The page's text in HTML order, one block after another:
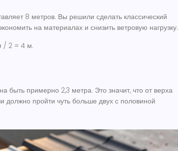
8 метров. Вы решили сделать классический
на материалах и снизить ветровую нагрузку.
/ 2 = 4 м.
быть примерно 2,3 метра. Это значит, что от верха
должно пройти чуть больше двух с половиной